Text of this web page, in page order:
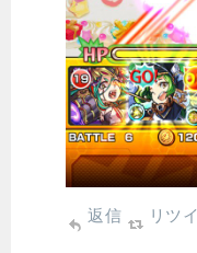
返信 リツイ